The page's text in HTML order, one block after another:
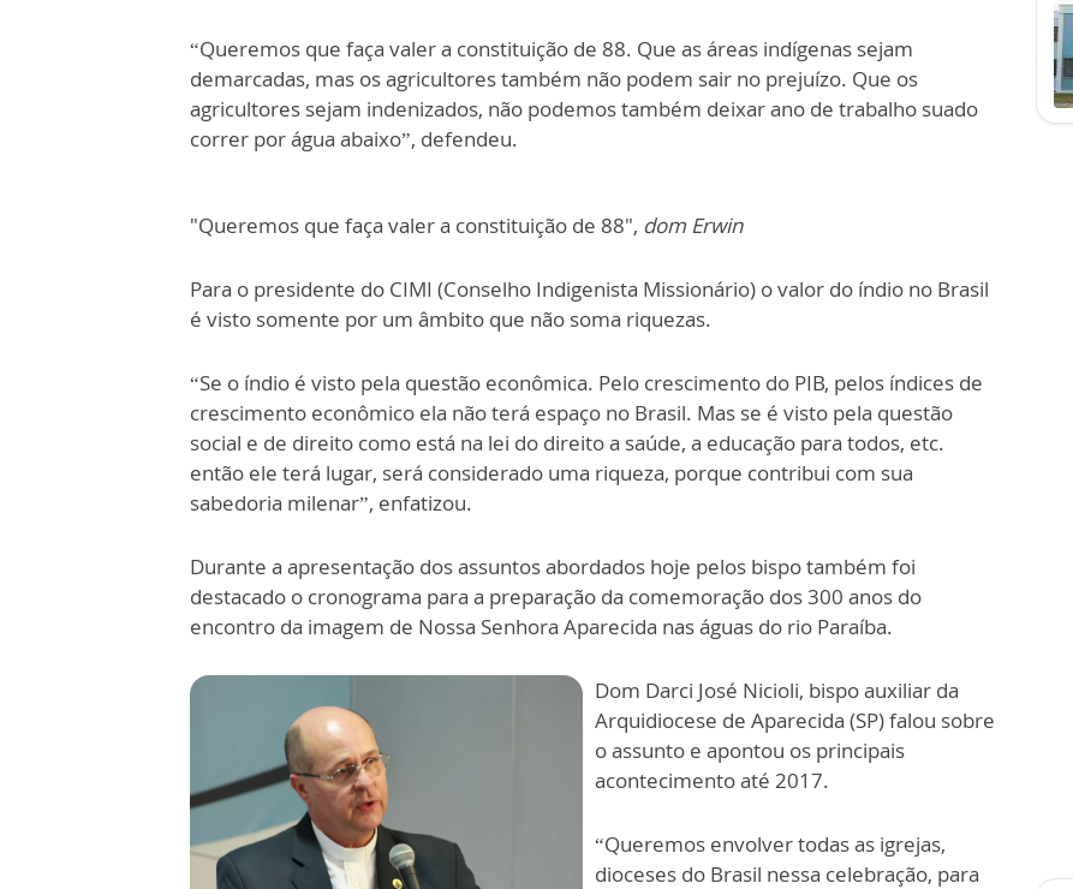
“Queremos que faça valer a constituição de 88. Que as áreas indígenas sejam
demarcadas, mas os agricultores também não podem sair no prejuízo. Que os
agricultores sejam indenizados, não podemos também deixar ano de trabalho suado
correr por água abaixo”, defendeu.
"Queremos que faça valer a constituição de 88", dom Erwin
Para o presidente do CIMI (Conselho Indigenista Missionário) o valor do índio no Brasil
é visto somente por um âmbito que não soma riquezas.
“Se o índio é visto pela questão econômica. Pelo crescimento do PIB, pelos índices de
crescimento econômico ela não terá espaço no Brasil. Mas se é visto pela questão
social e de direito como está na lei do direito a saúde, a educação para todos, etc.
então ele terá lugar, será considerado uma riqueza, porque contribui com sua
sabedoria milenar”, enfatizou.
Durante a apresentação dos assuntos abordados hoje pelos bispo também foi
destacado o cronograma para a preparação da comemoração dos 300 anos do
encontro da imagem de Nossa Senhora Aparecida nas águas do rio Paraíba.
Dom Darci José Nicioli, bispo auxiliar da
Arquidiocese de Aparecida (SP) falou sobre
o assunto e apontou os principais
acontecimento até 2017.
“Queremos envolver todas as igrejas,
dioceses do Brasil nessa celebração, para